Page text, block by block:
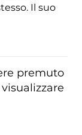
Il suo
premuto